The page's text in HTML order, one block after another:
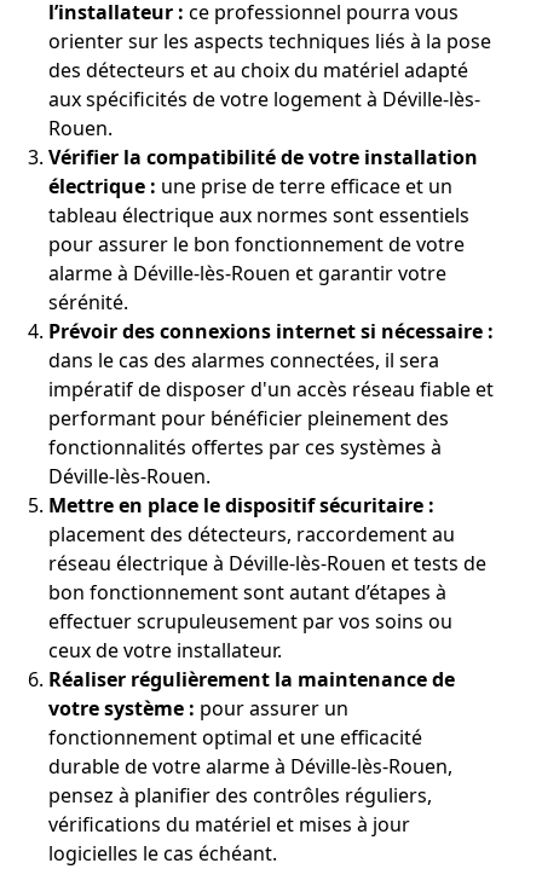
l’installateur : ce professionnel pourra vous
orienter sur les aspects techniques liés à la pose
des détecteurs et au choix du matériel adapté
aux spécificités de votre logement à Déville-lès-
Rouen.
Vérifier la compatibilité de votre installation
électrique : une prise de terre efficace et un
tableau électrique aux normes sont essentiels
pour assurer le bon fonctionnement de votre
alarme à Déville-lès-Rouen et garantir votre
sérénité.
Prévoir des connexions internet si nécessaire :
dans le cas des alarmes connectées, il sera
impératif de disposer d'un accès réseau fiable et
performant pour bénéficier pleinement des
fonctionnalités offertes par ces systèmes à
Déville-lès-Rouen.
Mettre en place le dispositif sécuritaire :
placement des détecteurs, raccordement au
réseau électrique à Déville-lès-Rouen et tests de
bon fonctionnement sont autant d’étapes à
effectuer scrupuleusement par vos soins ou
ceux de votre installateur.
Réaliser régulièrement la maintenance de
votre système : pour assurer un
fonctionnement optimal et une efficacité
durable de votre alarme à Déville-lès-Rouen,
pensez à planifier des contrôles réguliers,
vérifications du matériel et mises à jour
logicielles le cas échéant.